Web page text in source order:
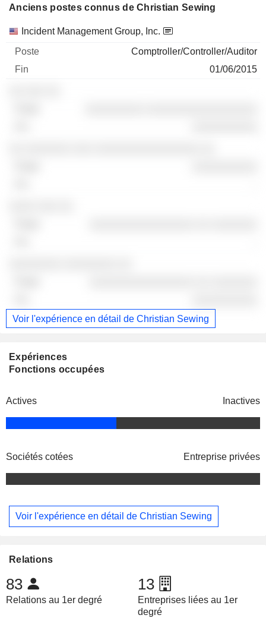
Anciens postes connus de Christian Sewing
Sociétés Poste Fin
Incident Management Group, Inc.
Comptroller/Controller/Auditor
01/06/2015
Voir l'expérience en détail de Christian Sewing
Expériences
Fonctions occupées
Actives Inactives
Sociétés cotées Entreprise privées
Voir l'expérience en détail de Christian Sewing
Relations
83
Relations au 1er degré
13
Entreprises liées au 1er
degré